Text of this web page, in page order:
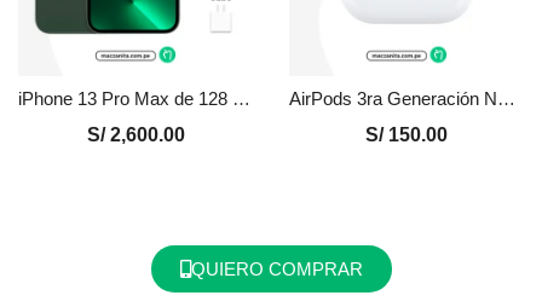
iPhone 13 Pro Max de 128 GB Seminuevo en Perú | Verde, Precio y Garantía
S/2,600.00
AirPods 3ra Generación Nuevo en Perú – Certificado
S/150.00
QUIERO COMPRAR